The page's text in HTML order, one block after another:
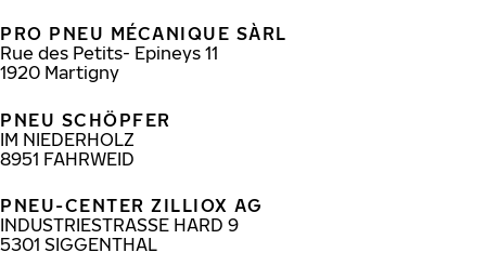
PRO PNEU MÉCANIQUE SÀRL
Rue des Petits- Epineys 11
1920 Martigny
PNEU SCHÖPFER
IM NIEDERHOLZ
8951 FAHRWEID
PNEU-CENTER ZILLIOX AG
INDUSTRIESTRASSE HARD 9
5301 SIGGENTHAL